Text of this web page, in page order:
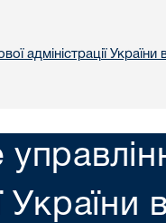
адміністрації